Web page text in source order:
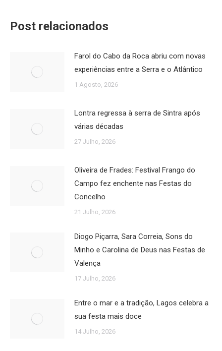
Post relacionados
Farol do Cabo da Roca abriu com novas
experiências entre a Serra e o Atlântico
1 Agosto, 2026
Lontra regressa à serra de Sintra após
várias décadas
27 Julho, 2026
Oliveira de Frades: Festival Frango do
Campo fez enchente nas Festas do
Concelho
21 Julho, 2026
Diogo Piçarra, Sara Correia, Sons do
Minho e Carolina de Deus nas Festas de
Valença
17 Julho, 2026
Entre o mar e a tradição, Lagos celebra a
sua festa mais doce
14 Julho, 2026